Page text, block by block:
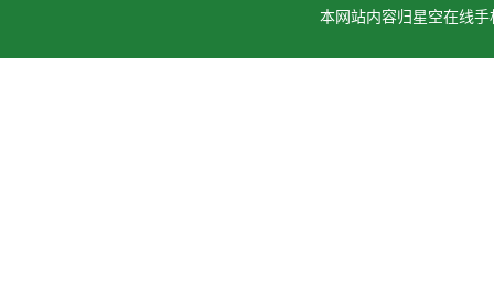
本网站内容归星空在线